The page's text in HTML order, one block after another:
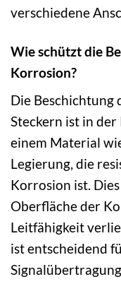
verschiedene
Wie schützt die
Korrosion?
Die
Steckern ist in der
einem Material
Legierung, die
Korrosion ist.
Oberfläche der
Leitfähigkeit
ist entscheidend